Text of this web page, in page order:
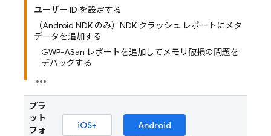
ユーザー ID を設定する
（Android NDK のみ）NDK クラッシュ レポートにメタ
データを追加する
GWP-ASan レポートを追加してメモリ破損の問題を
デバッグする
プラ
ット
フォ
iOS+
Android